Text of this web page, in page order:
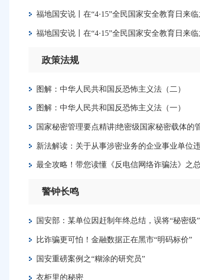
福地国安说丨在“4·15”全民国家安全教育日来
福地国安说丨在“4·15”全民国家安全教育日来
政策法规
图解：中华人民共和国反恐怖主义法（二）
图解：中华人民共和国反恐怖主义法（一）
国家秘密管理要点精讲|绝密级国家秘密载体的
新法解读：关于从事涉密业务的企业事业单位
最全攻略！带您读懂《反电信网络诈骗法》之
警钟长鸣
国安部：某单位因赶制年终总结，误将“秘密
比诈骗更可怕！金融数据正在黑市“明码标价”
国安重磅案例之“糊涂的研究员”
衣柜里的秘密